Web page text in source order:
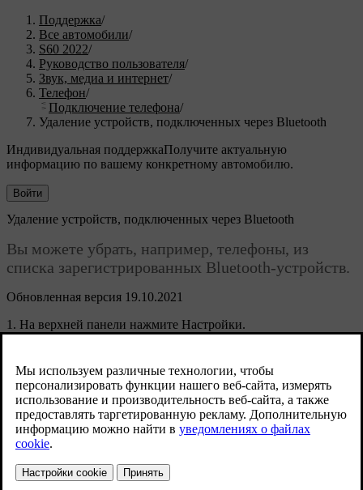
Поддержка/
Все автомобили/
S60 2022/
Руководство пользователя/
Звук, медиа и интернет/
Телефон/
Подключение телефона/
Удаление устройств, подключенных через Bluetooth
Индивидуальная поддержкаПолучите актуальную
информацию по вашему конкретному автомобилю.
Войти
Обновленная версия 19.10.2021
Удаление устройств, подключенных через Bluetooth
Вы можете убрать, например, телефоны, из
списка зарегистрированных Bluetooth-устройств.
На верхней панели нажмите Настройки.
НажмитеСвязь→Bluetooth-устройства.
устройств.
Нажмите на устройство, которое вы хотите убрать.
НажмитеУдалить устр-вои подтвердите выбор.
Устройство больше не относится к зарегистрированным в
автомобиле.
которого совпадает с ранее подключенным устройством, вам